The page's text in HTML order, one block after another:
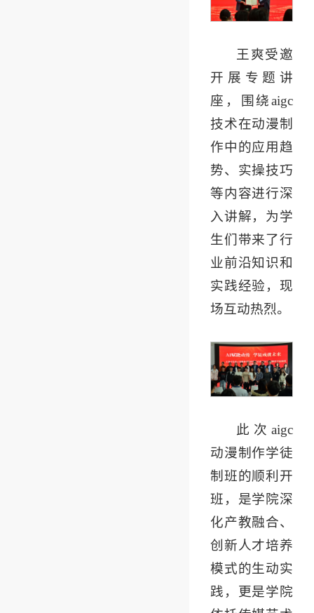
王爽受邀
开展专题讲
座，围绕aigc
技术在动漫制
作中的应用趋
势、实操技巧
等内容进行深
入讲解，为学
生们带来了行
业前沿知识和
实践经验，现
场互动热烈。
此次aigc
动漫制作学徒
制班的顺利开
班，是学院深
化产教融合、
创新人才培养
模式的生动实
践，更是学院